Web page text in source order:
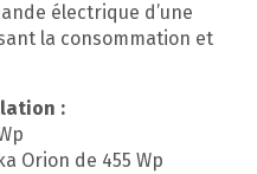
électrique d’une
la consommation et
:
Orion de 455 Wp